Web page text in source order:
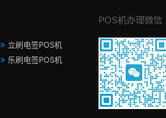
立刷电签POS机
乐刷电签POS机
POS机办理微信